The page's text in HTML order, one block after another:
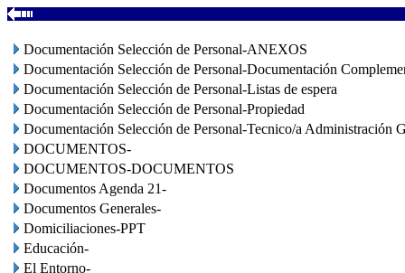
Documentación Selección de Personal-ANEXOS
Documentación Selección de Personal-Documentación
Documentación Selección de Personal-Listas de espera
Documentación Selección de Personal-Propiedad
Documentación Selección de Personal-Tecnico/a Administración
DOCUMENTOS-
DOCUMENTOS-DOCUMENTOS
Documentos Agenda 21-
Documentos Generales-
Domiciliaciones-PPT
Educación-
El Entorno-